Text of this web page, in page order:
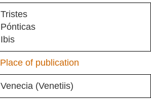
Tristes
Pónticas
Ibis
Place of publication
Venecia (Venetiis)